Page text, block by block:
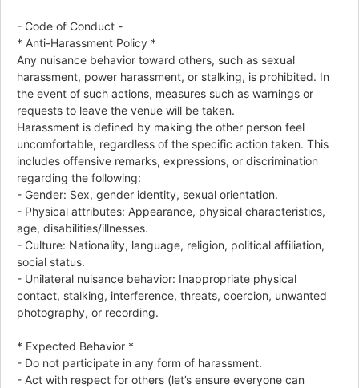
- Code of Conduct -
* Anti-Harassment Policy *
Any nuisance behavior toward others, such as sexual
harassment, power harassment, or stalking, is prohibited. In
the event of such actions, measures such as warnings or
requests to leave the venue will be taken.
Harassment is defined by making the other person feel
uncomfortable, regardless of the specific action taken. This
includes offensive remarks, expressions, or discrimination
regarding the following:
- Gender: Sex, gender identity, sexual orientation.
- Physical attributes: Appearance, physical characteristics,
age, disabilities/illnesses.
- Culture: Nationality, language, religion, political affiliation,
social status.
- Unilateral nuisance behavior: Inappropriate physical
contact, stalking, interference, threats, coercion, unwanted
photography, or recording.
* Expected Behavior *
- Do not participate in any form of harassment.
- Act with respect for others (let’s ensure everyone can